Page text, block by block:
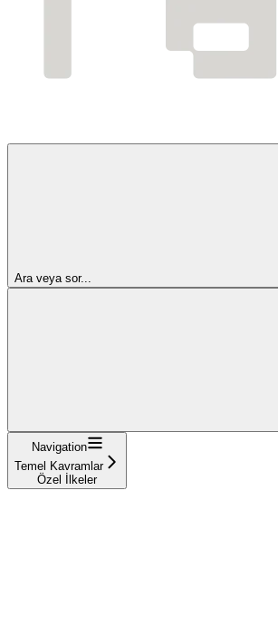
Ara veya sor...
Navigation
Temel Kavramlar
Özel İlkeler